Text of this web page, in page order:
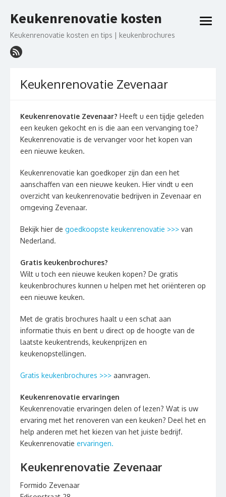
naar
inhoud
Keukenrenovatie kosten
Keukenrenovatie kosten en tips | keukenbrochures
open
Keukenrenovatie Zevenaar
Keukenrenovatie Zevenaar? Heeft u een tijdje geleden
een keuken gekocht en is die aan een vervanging toe?
Keukenrenovatie is de vervanger voor het kopen van
een nieuwe keuken.
Keukenrenovatie kan goedkoper zijn dan een het
aanschaffen van een nieuwe keuken. Hier vindt u een
overzicht van keukenrenovatie bedrijven in Zevenaar en
omgeving Zevenaar.
Bekijk hier de goedkoopste keukenrenovatie >>> van
Nederland.
Gratis keukenbrochures?
Wilt u toch een nieuwe keuken kopen? De gratis
keukenbrochures kunnen u helpen met het oriënteren op
een nieuwe keuken.
Met de gratis brochures haalt u een schat aan
informatie thuis en bent u direct op de hoogte van de
laatste keukentrends, keukenprijzen en
keukenopstellingen.
Gratis keukenbrochures >>> aanvragen.
Keukenrenovatie ervaringen
Keukenrenovatie ervaringen delen of lezen? Wat is uw
ervaring met het renoveren van een keuken? Deel het en
help anderen met het kiezen van het juiste bedrijf.
Keukenrenovatie ervaringen.
Keukenrenovatie Zevenaar
Formido Zevenaar